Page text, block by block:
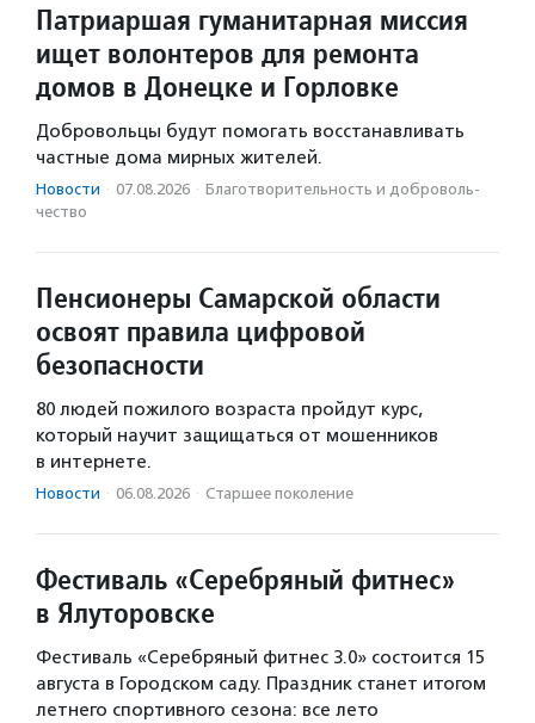
Патриаршая гуманитарная миссия
ищет волонтеров для ремонта
домов в Донецке и Горловке
Добровольцы будут помогать восстанавливать
частные дома мирных жителей.
Новости · 07.08.2026 · Благотвори­тель­ность и доброволь­
чест­во
Пенсионеры Самарской области
освоят правила цифровой
безопасности
80 людей пожилого возраста пройдут курс,
который научит защищаться от мошенников
в интернете.
Новости · 06.08.2026 · Старшее поколение
Фестиваль «Серебряный фитнес»
в Ялуторовске
Фестиваль «Серебряный фитнес 3.0» состоится 15
августа в Городском саду. Праздник станет итогом
летнего спортивного сезона: все лето